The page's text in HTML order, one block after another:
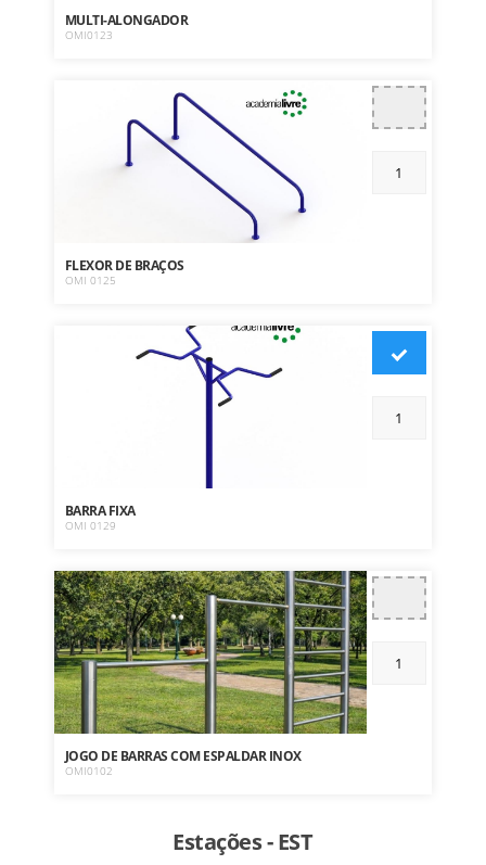
MULTI-ALONGADOR
OMI0123
FLEXOR DE BRAÇOS
OMI 0125
BARRA FIXA
OMI 0129
JOGO DE BARRAS COM ESPALDAR INOX
OMI0102
Estações - EST